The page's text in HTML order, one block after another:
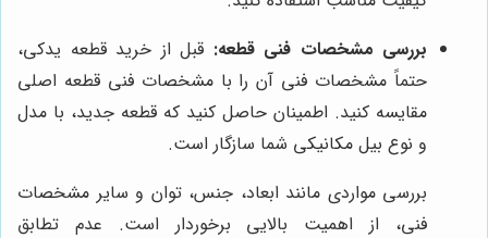
بررسی مشخصات فنی قطعه: قبل از خرید قطعه یدکی،
حتماً مشخصات فنی آن را با مشخصات فنی قطعه اصلی
مقایسه کنید. اطمینان حاصل کنید که قطعه جدید، با مدل
و نوع بیل مکانیکی شما سازگار است.
بررسی مواردی مانند ابعاد، جنس، توان و سایر مشخصات
فنی، از اهمیت بالایی برخوردار است. عدم تطابق